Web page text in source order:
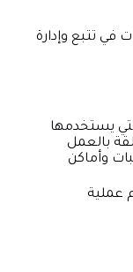
في تتبع وإدارة
يستخدمها
بالعمل
وأماكن
عملية